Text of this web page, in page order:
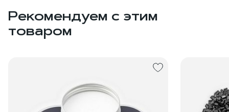
Рекомендуем с этим
товаром